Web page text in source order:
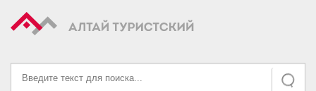
Искать
Искать...